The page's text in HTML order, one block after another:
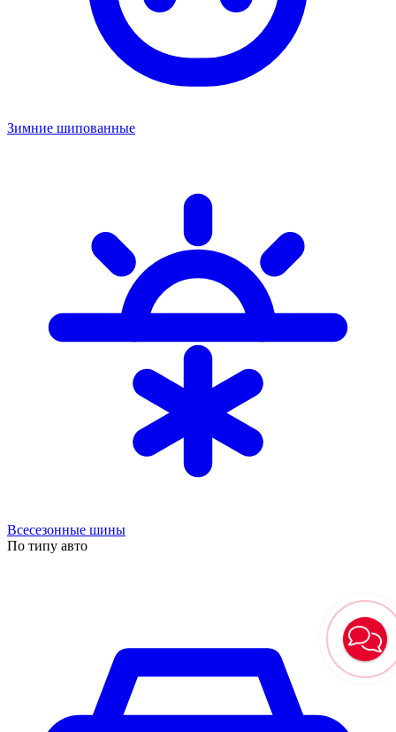
Зимние шипованные
Всесезонные шины
По типу авто